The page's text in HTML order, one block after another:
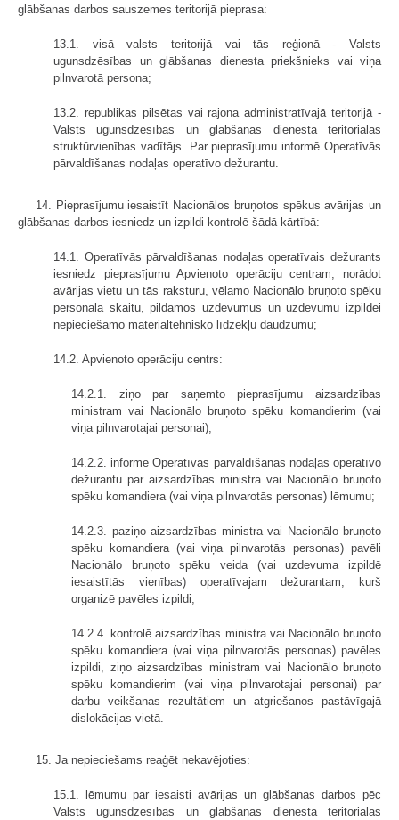
glābšanas darbos sauszemes teritorijā pieprasa:
13.1. visā valsts teritorijā vai tās reģionā - Valsts
ugunsdzēsības un glābšanas dienesta priekšnieks vai viņa
pilnvarotā persona;
13.2. republikas pilsētas vai rajona administratīvajā teritorijā -
Valsts ugunsdzēsības un glābšanas dienesta teritoriālās
struktūrvienības vadītājs. Par pieprasījumu informē Operatīvās
pārvaldīšanas nodaļas operatīvo dežurantu.
14. Pieprasījumu iesaistīt Nacionālos bruņotos spēkus avārijas un
glābšanas darbos iesniedz un izpildi kontrolē šādā kārtībā:
14.1. Operatīvās pārvaldīšanas nodaļas operatīvais dežurants
iesniedz pieprasījumu Apvienoto operāciju centram, norādot
avārijas vietu un tās raksturu, vēlamo Nacionālo bruņoto spēku
personāla skaitu, pildāmos uzdevumus un uzdevumu izpildei
nepieciešamo materiāltehnisko līdzekļu daudzumu;
14.2. Apvienoto operāciju centrs:
14.2.1. ziņo par saņemto pieprasījumu aizsardzības
ministram vai Nacionālo bruņoto spēku komandierim (vai
viņa pilnvarotajai personai);
14.2.2. informē Operatīvās pārvaldīšanas nodaļas operatīvo
dežurantu par aizsardzības ministra vai Nacionālo bruņoto
spēku komandiera (vai viņa pilnvarotās personas) lēmumu;
14.2.3. paziņo aizsardzības ministra vai Nacionālo bruņoto
spēku komandiera (vai viņa pilnvarotās personas) pavēli
Nacionālo bruņoto spēku veida (vai uzdevuma izpildē
iesaistītās vienības) operatīvajam dežurantam, kurš
organizē pavēles izpildi;
14.2.4. kontrolē aizsardzības ministra vai Nacionālo bruņoto
spēku komandiera (vai viņa pilnvarotās personas) pavēles
izpildi, ziņo aizsardzības ministram vai Nacionālo bruņoto
spēku komandierim (vai viņa pilnvarotajai personai) par
darbu veikšanas rezultātiem un atgriešanos pastāvīgajā
dislokācijas vietā.
15. Ja nepieciešams reaģēt nekavējoties:
15.1. lēmumu par iesaisti avārijas un glābšanas darbos pēc
Valsts ugunsdzēsības un glābšanas dienesta teritoriālās